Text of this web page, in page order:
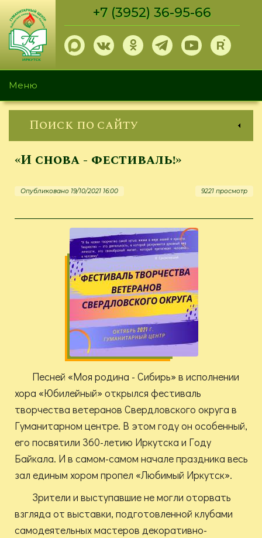
Перейти
основному
содержанию
+7 (3952) 36-95-66
Меню
Поиск по сайту
«И снова - фестиваль!»
Опубликовано 19/10/2021 16:00 9221 просмотр
Песней «Моя родина - Сибирь» в исполнении
хора «Юбилейный» открылся фестиваль
творчества ветеранов Свердловского округа в
Гуманитарном центре. В этом году он особенный,
его посвятили 360-летию Иркутска и Году
Байкала. И в самом-самом начале праздника весь
зал единым хором пропел «Любимый Иркутск».
Зрители и выступавшие не могли оторвать
взгляда от выставки, подготовленной клубами
самодеятельных мастеров декоративно-